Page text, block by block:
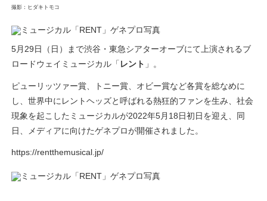
撮影：ヒダキトモコ
5月29日（日）まで渋谷・東急シアターオーブにて上演されるブ
ロードウェイミュージカル「 レント 」。
ピューリッツァー賞、トニー賞、オビー賞など各賞を総なめに
し、世界中にレントヘッズと呼ばれる熱狂的ファンを生み、社会
現象を起こしたミュージカルが2022年5月18日初日を迎え、同
日、メディアに向けたゲネプロが開催されました。
https://rentthemusical.jp/